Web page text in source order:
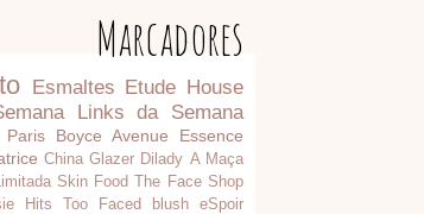
Marcadores
Esmaltes Etude House
Links da Semana
Paris Boyce Avenue
Essence
China Glazer Dilady A Maça
Skin Food The Face Shop
Hits Too Faced blush eSpoir